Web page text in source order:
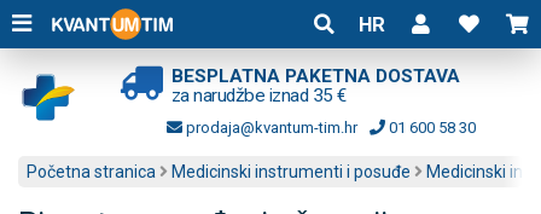
HR
BESPLATNA PAKETNA DOSTAVA
za narudžbe iznad 35 €
prodaja@kvantum-tim.hr 01 600 58 30
Početna stranica Medicinski instrumenti i posuđe Medicinski